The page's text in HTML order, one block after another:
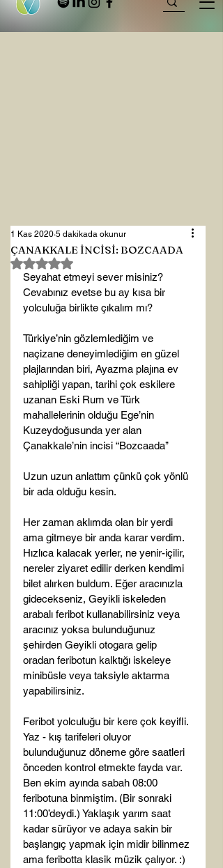
ÇANAKKALE İNCİSİ: BOZCAADA
1 Kas 2020 5 dakikada okunur
5 üzerinden NaN yıldız
Seyahat etmeyi sever misiniz?
Cevabınız evetse bu ay kısa bir
yolculuğa birlikte çıkalım mı?
Türkiye’nin gözlemlediğim ve
naçizane deneyimlediğim en güzel
plajlarından biri, Ayazma plajına ev
sahipliği yapan, tarihi çok eskilere
uzanan Eski Rum ve Türk
mahallelerinin olduğu Ege’nin
Kuzeydoğusunda yer alan
Çanakkale’nin incisi “Bozcaada’’
Uzun uzun anlattım çünkü çok yönlü
bir ada olduğu kesin.
Her zaman aklımda olan bir yerdi
ama gitmeye bir anda karar verdim.
Hızlıca kalacak yerler, ne yenir-içilir,
nereler ziyaret edilir derken kendimi
bilet alırken buldum. Eğer aracınızla
gidecekseniz, Geyikli iskeleden
arabalı feribot kullanabilirsiniz veya
aracınız yoksa bulunduğunuz
şehirden Geyikli otogara gelip
oradan feribotun kalktığı iskeleye
minibüsle veya taksiyle aktarma
yapabilirsiniz.
Feribot yolculuğu bir kere çok keyifli.
Yaz - kış tarifeleri oluyor
bulunduğunuz döneme göre saatleri
önceden kontrol etmekte fayda var.
Ben ekim ayında sabah 08:00
feribotuna binmiştim. (Bir sonraki
11:00’deydi.) Yaklaşık yarım saat
kadar sürüyor ve adaya sakin bir
başlangıç yapmak için midir bilinmez
ama feribotta klasik müzik çalıyor. :)